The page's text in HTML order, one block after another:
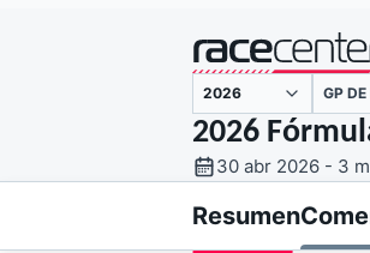
MOTOGP
GP
2026
30 abr 2026 - 3
Resumen